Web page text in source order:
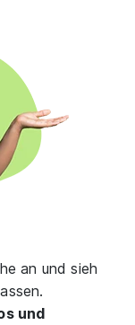
an und sieh
und